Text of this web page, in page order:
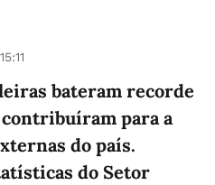
bateram recorde
para a
do país.
do Setor